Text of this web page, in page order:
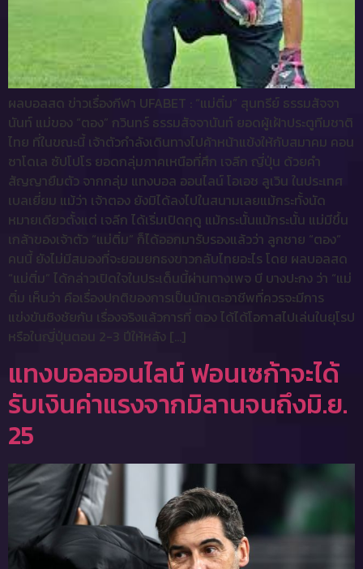
ผลบอลสด ข่าวเรื่องกีฬา UFABET : “แม่ติ๋ม” สุนทรีย์ ธรรมสัจจา
นันท์ แม่ของ “ตอง” กวินทร์ ธรรมสัจจานันท์ ยอดผู้เฝ้าประตูทีมชาติ
ไทย ที่ในขณะนี้ เจ้าตัวกำลังเดินทางไปค้าหน้าแข้งให้กับสมาคม คอน
ซาโดเล ซัปโปโร ยอดกลุ่มภาคเหนือที่ศึก เจลีก ญี่ปุ่น ด้วยคำ
สัญญายืมตัว จากกลุ่ม แทงบอล ออนไลน์ โอเอช ลูเวิน ในประเทศ
เบลเยี่ยม แม้ว่า เจ้าตอง ยังมิได้ลงไปในสนามเลยแม้กระทั้งนัด
หมายเดียวตั้งแต่ เจลีก ได้เริ่มเปิดฤดู แม้กระนั้นแม้กระนั้น แม่มีขึ้น
เกล้าของเจ้าตัว “แม่ติ๋ม” ก็ได้ออกมารับรองแล้วว่า ลูกชาย “ตอง”
คนนี้ ยังไม่มีสมองที่จะยอมยกธงขาวกลับไทยอะไร โดย ผลบอลสด
“แม่ติ๋ม” ได้กล่าวเปิดใจในประเด็นนี้ผ่านทางเพจ บี บางปะกง ว่า “แม่
ติ๋ม เห็นว่า คือเรื่องปกติของการเป็นนักเตะอาชีพที่ควรจะมีการ
แข่งขันชิงชัยกัน เรื่องจริงแล้วการที่ ตอง ได้ได้โอกาสไปเล่นในยุโรป
หรือในญี่ปุ่นตอน 2-3 ปีให้หลัง […]
แทงบอลออนไลน์ ฟอนเซก้าจะได้
รับเงินค่าแรงจากมิลานจนถึงมิ.ย.
25